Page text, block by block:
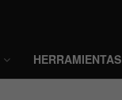
HERRAMIENTAS